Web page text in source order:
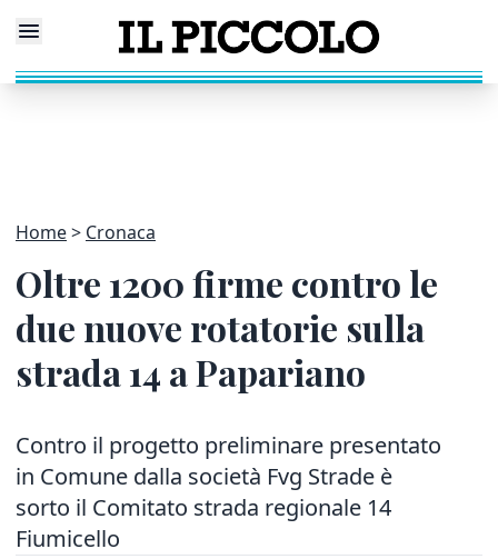
Home Cronaca
Oltre 1200 firme contro le
due nuove rotatorie sulla
strada 14 a Papariano
Contro il progetto preliminare presentato
in Comune dalla società Fvg Strade è
sorto il Comitato strada regionale 14
Fiumicello